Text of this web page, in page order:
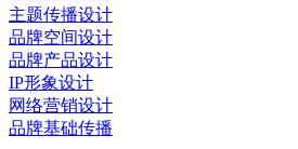
主题传播设计
品牌空间设计
品牌产品设计
IP形象设计
网络营销设计
品牌基础传播